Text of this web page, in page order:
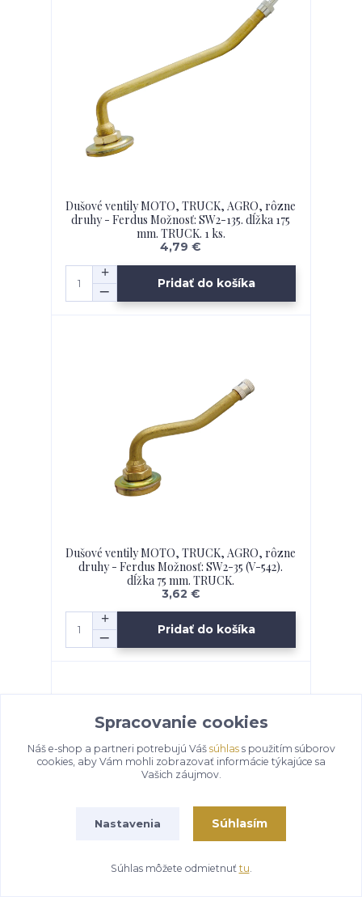
Dušové ventily MOTO, TRUCK, AGRO, rôzne
druhy - Ferdus Možnosť: SW2-135. dĺžka 175
mm. TRUCK. 1 ks.
4,79 €
Pridať do košíka
Dušové ventily MOTO, TRUCK, AGRO, rôzne
druhy - Ferdus Možnosť: SW2-35 (V-542).
dĺžka 75 mm. TRUCK.
3,62 €
Pridať do košíka
Spracovanie cookies
Náš e-shop a partneri potrebujú Váš súhlass použitím súborov
cookies, aby Vám mohli zobrazovať informácie týkajúce sa
Vašich záujmov.
Nastavenia Súhlasím
Súhlas môžete odmietnuť tu